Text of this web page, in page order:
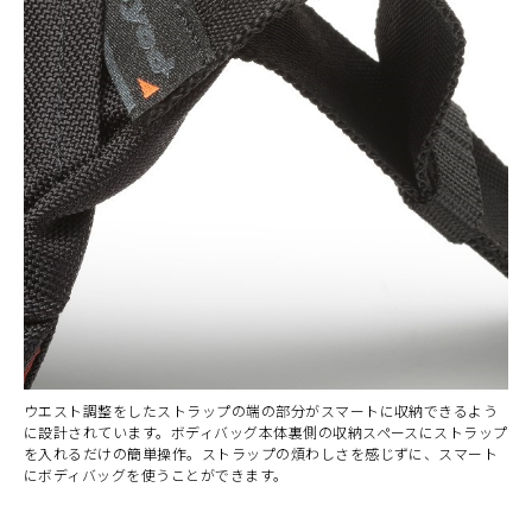
ウエスト調整をしたストラップの端の部分がスマートに収納できるよう
に設計されています。ボディバッグ本体裏側の収納スペースにストラップ
を入れるだけの簡単操作。ストラップの煩わしさを感じずに、スマート
にボディバッグを使うことができます。